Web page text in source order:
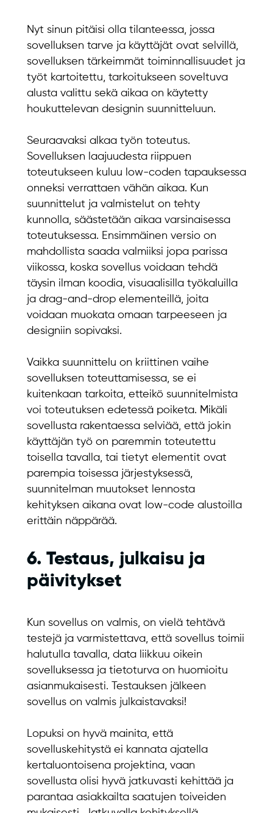
Nyt sinun pitäisi olla tilanteessa, jossa
sovelluksen tarve ja käyttäjät ovat selvillä,
sovelluksen tärkeimmät toiminnallisuudet ja
työt kartoitettu, tarkoitukseen soveltuva
alusta valittu sekä aikaa on käytetty
houkuttelevan designin suunnitteluun.
Seuraavaksi alkaa työn toteutus.
Sovelluksen laajuudesta riippuen
toteutukseen kuluu low-coden tapauksessa
onneksi verrattaen vähän aikaa. Kun
suunnittelut ja valmistelut on tehty
kunnolla, säästetään aikaa varsinaisessa
toteutuksessa. Ensimmäinen versio on
mahdollista saada valmiiksi jopa parissa
viikossa, koska sovellus voidaan tehdä
täysin ilman koodia, visuaalisilla työkaluilla
ja drag-and-drop elementeillä, joita
voidaan muokata omaan tarpeeseen ja
designiin sopivaksi.
Vaikka suunnittelu on kriittinen vaihe
sovelluksen toteuttamisessa, se ei
kuitenkaan tarkoita, etteikö suunnitelmista
voi toteutuksen edetessä poiketa. Mikäli
sovellusta rakentaessa selviää, että jokin
käyttäjän työ on paremmin toteutettu
toisella tavalla, tai tietyt elementit ovat
parempia toisessa järjestyksessä,
suunnitelman muutokset lennosta
kehityksen aikana ovat low-code alustoilla
erittäin näppärää.
6. Testaus, julkaisu ja
päivitykset
Kun sovellus on valmis, on vielä tehtävä
testejä ja varmistettava, että sovellus toimii
halutulla tavalla, data liikkuu oikein
sovelluksessa ja tietoturva on huomioitu
asianmukaisesti. Testauksen jälkeen
sovellus on valmis julkaistavaksi!
Lopuksi on hyvä mainita, että
sovelluskehitystä ei kannata ajatella
kertaluontoisena projektina, vaan
sovellusta olisi hyvä jatkuvasti kehittää ja
parantaa asiakkailta saatujen toiveiden